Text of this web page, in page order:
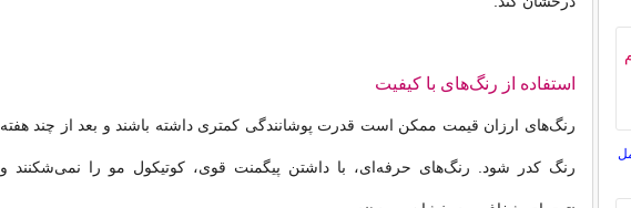
استفاده از رنگ‌های با کیفیت
رنگ‌های ارزان قیمت ممکن است قدرت پوشانندگی کمتری داشته باشند و بعد از چند هفته
رنگ کدر شود. رنگ‌های حرفه‌ای، با داشتن پیگمنت قوی، کوتیکول مو را نمی‌شکنند و